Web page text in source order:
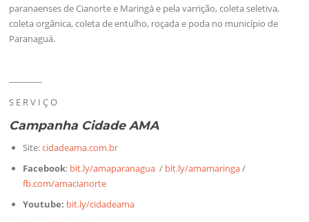
paranaenses de Cianorte e Maringá e pela varrição, coleta seletiva,
coleta orgânica, coleta de entulho, roçada e poda no município de
Paranaguá.
S E R V I Ç O
Campanha Cidade AMA
Site:cidadeama.com.br
Facebook: bit.ly/amaparanagua / bit.ly/amamaringa/
fb.com/amacianorte
Youtube: bit.ly/cidadeama